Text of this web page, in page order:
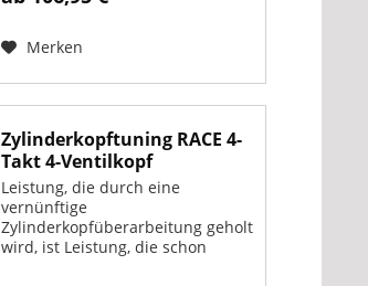
Merken
Zylinderkopftuning RACE 4-
Takt 4-Ventilkopf
Leistung, die durch eine
vernünftige
Zylinderkopfüberarbeitung geholt
wird, ist Leistung, die schon